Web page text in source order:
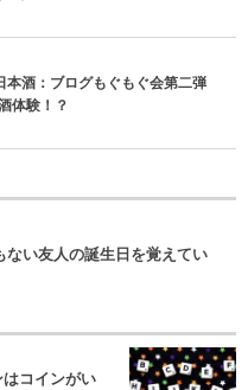
酒：ブログもぐもぐ会第二弾
体験！？
ない友人の誕生日を覚えてい
はコインがい